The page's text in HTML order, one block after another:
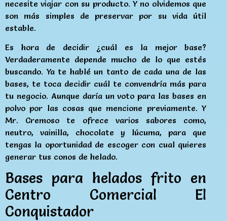
necesite viajar con su producto. Y no olvidemos que
son más simples de preservar por su vida útil
estable.
Es hora de decidir ¿cuál es la mejor base?
Verdaderamente depende mucho de lo que estés
buscando. Ya te hablé un tanto de cada una de las
bases, te toca decidir cuál te convendría más para
tu negocio. Aunque daría un voto para las bases en
polvo por las cosas que mencione previamente. Y
Mr. Cremoso te ofrece varios sabores como,
neutro, vainilla, chocolate y lúcuma, para que
tengas la oportunidad de escoger con cual quieres
generar tus conos de helado.
Bases para helados frito en
Centro Comercial El
Conquistador